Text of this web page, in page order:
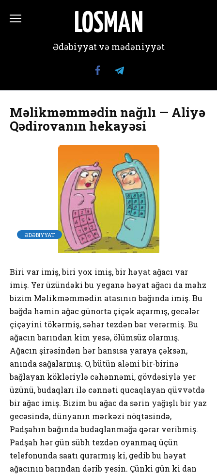
содержанию LOSMAN
Ədəbiyyat və mədəniyyət
Məlikməmmədin nağılı — Aliyə
Qədirovanın hekayəsi
ƏDƏBIYYAT
Biri var imiş, biri yox imiş, bir həyat ağacı var
imiş. Yer üzündəki bu yeganə həyat ağacı da məhz
bizim Məlikməmmədin atasının bağında imiş. Bu
bağda həmin ağac günorta çiçək açarmış, gecələr
çiçəyini tökərmiş, səhər tezdən bar verərmiş. Bu
ağacın barından kim yesə, ölümsüz olarmış.
Ağacın şirəsindən hər hansısa yaraya çəksən,
anında sağalarmış. O, bütün aləmi bir-birinə
bağlayan kökləriylə cəhənnəmi, gövdəsiylə yer
üzünü, budaqları ilə cənnəti qucaqlayan qüvvətdə
bir ağac imiş. Bizim bu ağac da sərin yağışlı bir yaz
gecəsində, dünyanın mərkəzi nöqtəsində,
Padşahın bağında budaqlanmağa qərar veribmiş.
Padşah hər gün sübh tezdən oyanmaq üçün
telefonunda saatı qurarmış ki, gedib bu həyat
ağacının barından dərib yesin. Çünki gün ki dan